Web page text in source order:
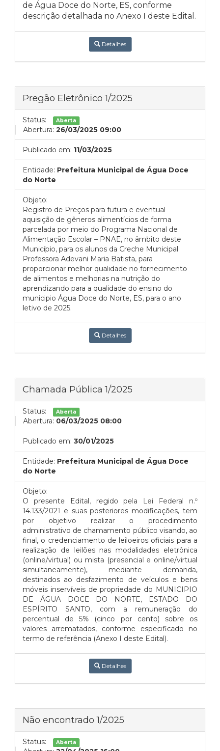
de Água Doce do Norte, ES, conforme
descrição detalhada no Anexo I deste Edital.
Detalhes
Pregão Eletrônico 1/2025
Status: Aberta
Abertura: 26/03/2025 09:00
Publicado em: 11/03/2025
Entidade: Prefeitura Municipal de Água Doce
do Norte
Objeto:
Registro de Preços para futura e eventual
aquisição de gêneros alimentícios de forma
parcelada por meio do Programa Nacional de
Alimentação Escolar – PNAE, no âmbito deste
Município, para os alunos da Creche Municipal
Professora Adevani Maria Batista, para
proporcionar melhor qualidade no fornecimento
de alimentos e melhorias na nutrição do
aprendizando para a qualidade do ensino do
municipio Água Doce do Norte, ES, para o ano
letivo de 2025.
Detalhes
Chamada Pública 1/2025
Status: Aberta
Abertura: 06/03/2025 08:00
Publicado em: 30/01/2025
Entidade: Prefeitura Municipal de Água Doce
do Norte
Objeto:
O presente Edital, regido pela Lei Federal n.º
14.133/2021 e suas posteriores modificações, tem
por objetivo realizar o procedimento
administrativo de chamamento público visando, ao
final, o credenciamento de leiloeiros oficiais para a
realização de leilões nas modalidades eletrônica
(online/virtual) ou mista (presencial e online/virtual
simultaneamente), mediante demanda,
destinados ao desfazimento de veículos e bens
móveis inservíveis de propriedade do MUNICIPIO
DE ÁGUA DOCE DO NORTE, ESTADO DO
ESPÍRITO SANTO, com a remuneração do
percentual de 5% (cinco por cento) sobre os
valores arrematados, conforme especificado no
termo de referência (Anexo I deste Edital).
Detalhes
Não encontrado 1/2025
Status: Aberta